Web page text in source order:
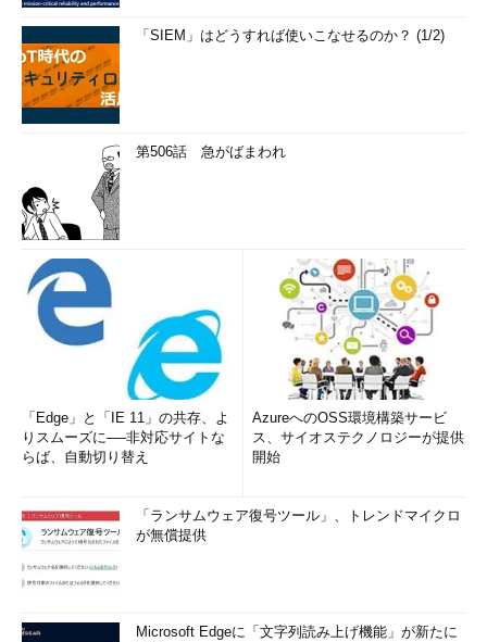
「SIEM」はどうすれば使いこなせるのか？ (1/2)
第506話 急がばまわれ
「Edge」と「IE 11」の共存、よ
りスムーズに──非対応サイトな
らば、自動切り替え
AzureへのOSS環境構築サービ
ス、サイオステクノロジーが提供
開始
「ランサムウェア復号ツール」、トレンドマイクロ
が無償提供
Microsoft Edgeに「文字列読み上げ機能」が新たに